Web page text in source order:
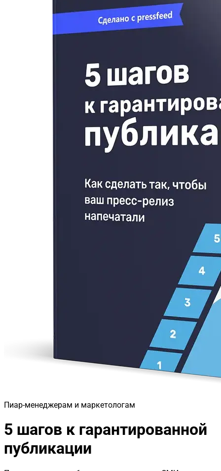
Пиар-менеджерам и маркетологам
5 шагов к гарантированной
публикации